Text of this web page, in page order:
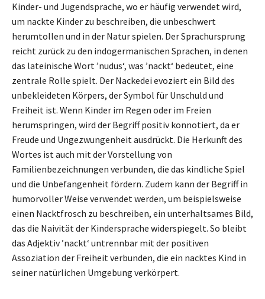
Kinder- und Jugendsprache, wo er häufig verwendet wird,
um nackte Kinder zu beschreiben, die unbeschwert
herumtollen und in der Natur spielen. Der Sprachursprung
reicht zurück zu den indogermanischen Sprachen, in denen
das lateinische Wort ’nudus‘, was ’nackt‘ bedeutet, eine
zentrale Rolle spielt. Der Nackedei evoziert ein Bild des
unbekleideten Körpers, der Symbol für Unschuld und
Freiheit ist. Wenn Kinder im Regen oder im Freien
herumspringen, wird der Begriff positiv konnotiert, da er
Freude und Ungezwungenheit ausdrückt. Die Herkunft des
Wortes ist auch mit der Vorstellung von
Familienbezeichnungen verbunden, die das kindliche Spiel
und die Unbefangenheit fördern. Zudem kann der Begriff in
humorvoller Weise verwendet werden, um beispielsweise
einen Nacktfrosch zu beschreiben, ein unterhaltsames Bild,
das die Naivität der Kindersprache widerspiegelt. So bleibt
das Adjektiv ’nackt‘ untrennbar mit der positiven
Assoziation der Freiheit verbunden, die ein nacktes Kind in
seiner natürlichen Umgebung verkörpert.